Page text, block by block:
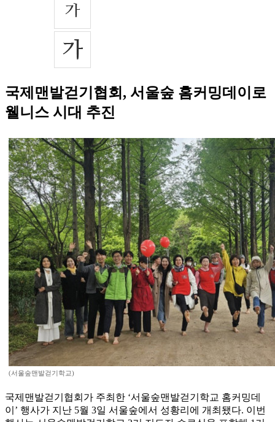
국제맨발걷기협회, 서울숲 홈커밍데이로
웰니스 시대 추진
(서울숲맨발걷기학교)
국제맨발걷기협회가 주최한 ‘서울숲맨발걷기학교 홈커밍데
이’ 행사가 지난 5월 3일 서울숲에서 성황리에 개최됐다. 이번